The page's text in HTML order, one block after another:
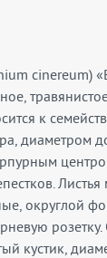
cinereum)
к
диаметром
Листья
округлой
розетку.
кустик,